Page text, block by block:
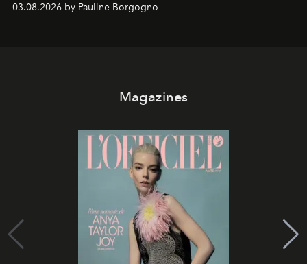
03.08.2026 by Pauline Borgogno
Magazines